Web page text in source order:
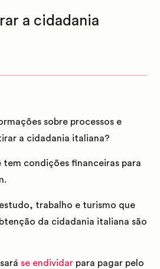
a cidadania
sobre processos e
a cidadania italiana?
tem condições financeiras para
trabalho e turismo que
da cidadania italiana são
se endividarpara pagar pelo